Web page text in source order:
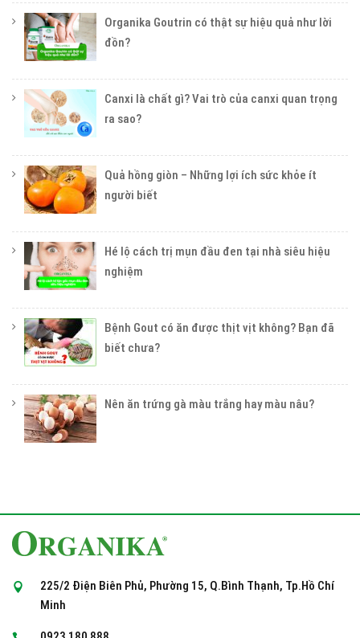
Organika Goutrin có thật sự hiệu quả như lời
đồn?
Canxi là chất gì? Vai trò của canxi quan trọng
ra sao?
Quả hồng giòn – Những lợi ích sức khỏe ít
người biết
Hé lộ cách trị mụn đầu đen tại nhà siêu hiệu
nghiệm
Bệnh Gout có ăn được thịt vịt không? Bạn đã
biết chưa?
Nên ăn trứng gà màu trắng hay màu nâu?
225/2 Điện Biên Phủ, Phường 15, Q.Bình Thạnh, Tp.Hồ Chí
Minh